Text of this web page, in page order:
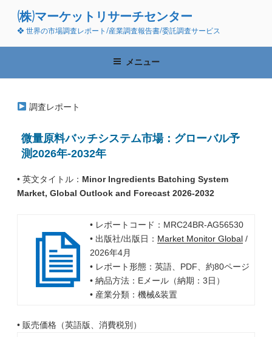
ン
(株)マーケットリサーチセンター
❖ 世界の市場調査レポート/産業調査報告書/委託調査サービス
メニュー
調査レポート
微量原料バッチシステム市場：グローバル予
測2026年-2032年
• 英文タイトル： Minor Ingredients Batching System
Market, Global Outlook and Forecast 2026-2032
• レポートコード：MRC24BR-AG56530
• 出版社/出版日： Market Monitor Global/
2026年4月
• レポート形態：英語、PDF、約80ページ
• 納品方法：Eメール（納期：3日）
• 産業分類：機械&装置
• 販売価格（英語版、消費税別）